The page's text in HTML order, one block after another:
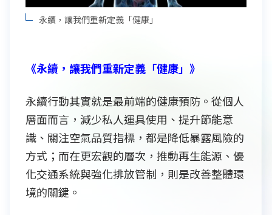
永續，讓我們重新定義「健康」
《永續，讓我們重新定義「健康」》
永續行動其實就是最前端的健康預防。從個人
層面而言，減少私人運具使用、提升節能意
識、關注空氣品質指標，都是降低暴露風險的
方式；而在更宏觀的層次，推動再生能源、優
化交通系統與強化排放管制，則是改善整體環
境的關鍵。